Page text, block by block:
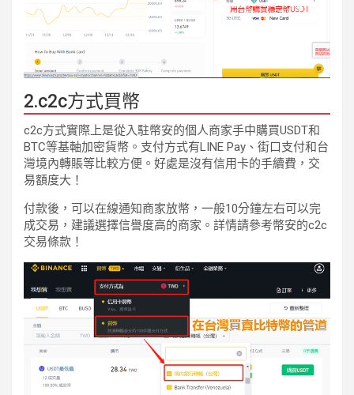
2.c2c方式買幣
c2c方式實際上是從入駐幣安的個人商家手中購買USDT和
BTC等基軸加密貨幣。支付方式有LINE Pay、街口支付和台
灣境內轉賬等比較方便。好處是沒有信用卡的手續費，交
易額度大！
付款後，可以在線通知商家放幣，一般10分鐘左右可以完
成交易，建議選擇信譽度高的商家。詳情請參考幣安的c2c
交易條款！